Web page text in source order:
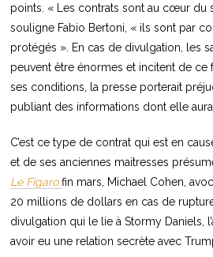
points. « Les contrats sont au cœur du
souligne Fabio Bertoni, « ils sont par
protégés ». En cas de divulgation, les
peuvent être énormes et incitent de ce
ses conditions, la presse porterait
publiant des informations dont elle
C’est ce type de contrat qui est en
et de ses anciennes maitresses
Le Figarofin mars, Michael Cohen,
20 millions de dollars en cas de
divulgation qui le lie à Stormy Daniels,
avoir eu une relation secrète avec